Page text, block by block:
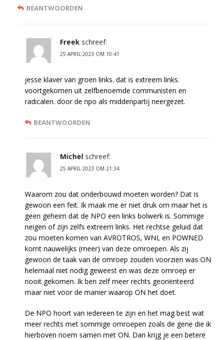
BEANTWOORDEN
Freek schreef:
25 APRIL 2023 OM 10:41
jesse klaver van groen links. dat is extreem links.
voortgekomen uit zelfbenoemde communisten en
radicalen. door de npo als middenpartij neergezet.
BEANTWOORDEN
Michel schreef:
25 APRIL 2023 OM 21:34
Waarom zou dat onderbouwd moeten worden? Dat is
gewoon een feit. Ik maak me er niet druk om maar het is
geen geheim dat de NPO een links bolwerk is. Sommige
neigen of zijn zelfs extreem links. Het rechtse geluid dat
zou moeten komen van AVROTROS, WNL en POWNED
komt nauwelijks (meer) van deze omroepen. Als zij
gewoon de taak van de omroep zouden voorzien was ON
helemaal niet nodig geweest en was deze omroep er
nooit gekomen. Ik ben zelf meer rechts georiënteerd
maar niet voor de manier waarop ON het doet.
De NPO hoort van iedereen te zijn en het mag best wat
meer rechts met sommige omroepen zoals de gene die ik
hierboven noem samen met ON. Dan krijg je een betere